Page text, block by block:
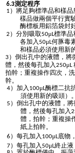
6.3測定程序
1 ）將足夠標準品和樣
樣品做兩個平行實
酶標板用鋁箔袋封
2 ）分別吸取50μL標準品
各加入50μL何 豚毒
和樣品必須使用新
3 ）倒出孔中的液體，
體，然後每孔加入250μL
拍幹；重複操作四次，
幹。
4）加入100μL酶標二抗
須使用新的吸頭）。
5 ）倒出孔中的液體，
體，然後每孔加入
體，拍幹；重複操
紙上拍幹。
6 ）每孔加入 100μL底物
7）每孔加入50μL終止液